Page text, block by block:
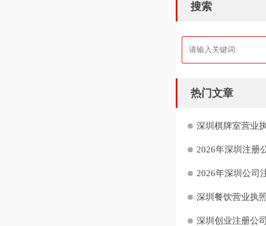
搜索
热门文章
深圳棋牌室营业
2026年深圳注册
2026年深圳公司
深圳餐饮营业执
深圳创业注册公